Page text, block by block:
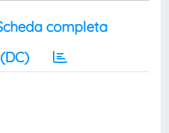
completa